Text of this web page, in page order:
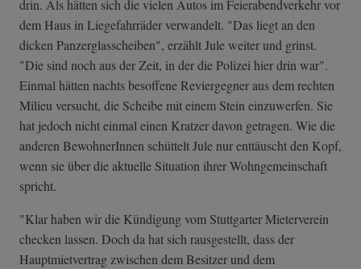
drin. Als hätten sich die vielen Autos im Feierabendverkehr vor
dem Haus in Liegefahrräder verwandelt. "Das liegt an den
dicken Panzerglasscheiben", erzählt Jule weiter und grinst.
"Die sind noch aus der Zeit, in der die Polizei hier drin war".
Einmal hätten nachts besoffene Reviergegner aus dem rechten
Milieu versucht, die Scheibe mit einem Stein einzuwerfen. Sie
hat jedoch nicht einmal einen Kratzer davon getragen. Wie die
anderen BewohnerInnen schüttelt Jule nur enttäuscht den Kopf,
wenn sie über die aktuelle Situation ihrer Wohngemeinschaft
spricht.
"Klar haben wir die Kündigung vom Stuttgarter Mieterverein
checken lassen. Doch da hat sich rausgestellt, dass der
Hauptmietvertrag zwischen dem Besitzer und dem